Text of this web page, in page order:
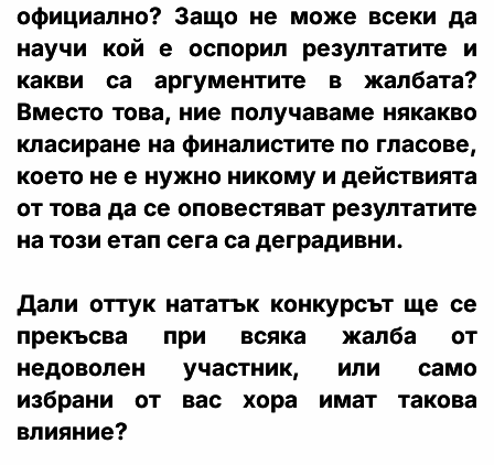
официално? Защо не може всеки да
научи кой е оспорил резултатите и
какви са аргументите в жалбата?
Вместо това, ние получаваме някакво
класиране на финалистите по гласове,
което не е нужно никому и действията
от това да се оповестяват резултатите
на този етап сега са деградивни.
Дали оттук нататък конкурсът ще се
прекъсва при всяка жалба от
недоволен участник, или само
избрани от вас хора имат такова
влияние?